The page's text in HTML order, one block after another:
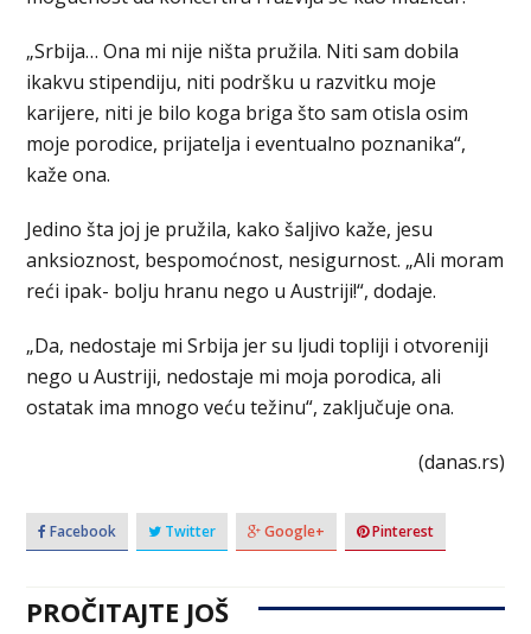
„Srbija… Ona mi nije ništa pružila. Niti sam dobila
ikakvu stipendiju, niti podršku u razvitku moje
karijere, niti je bilo koga briga što sam otisla osim
moje porodice, prijatelja i eventualno poznanika“,
kaže ona.
Jedino šta joj je pružila, kako šaljivo kaže, jesu
anksioznost, bespomoćnost, nesigurnost. „Ali moram
reći ipak- bolju hranu nego u Austriji!“, dodaje.
„Da, nedostaje mi Srbija jer su ljudi topliji i otvoreniji
nego u Austriji, nedostaje mi moja porodica, ali
ostatak ima mnogo veću težinu“, zaključuje ona.
(danas.rs)
Facebook Twitter Google+ Pinterest
PROČITAJTE JOŠ